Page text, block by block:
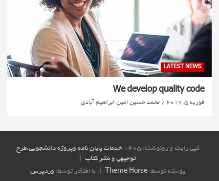
LATEST NEWS
We develop quality code
فوریه 5, 2017 محمد حسین امین ابراهیم آبادی
کپی رایت و رونوشت: ۱۴۰۵
خدمات پایان نامه وپروژه دانشجویی،طرح
توجیهی و نشر کتاب
پوسته توسط:Theme Horse با افتخار توسط: وردپرس